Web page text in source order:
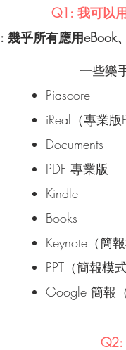
Q1: 我可以
幾乎所有應用eBook
一些樂
Piascore
iReal（專業版
Documents
PDF 專業版
Kindle
Books
Keynote（簡報
PPT（簡報模式
Google 簡報
Q2: